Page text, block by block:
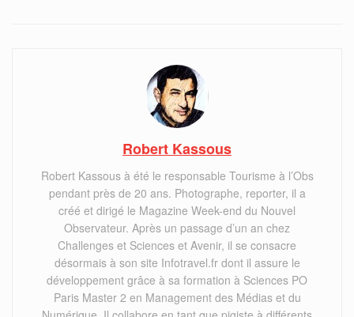
Robert Kassous
Robert Kassous à été le responsable Tourisme à l’Obs
pendant près de 20 ans. Photographe, reporter, il a
créé et dirigé le Magazine Week-end du Nouvel
Observateur. Après un passage d’un an chez
Challenges et Sciences et Avenir, il se consacre
désormais à son site Infotravel.fr dont il assure le
développement grâce à sa formation à Sciences PO
Paris Master 2 en Management des Médias et du